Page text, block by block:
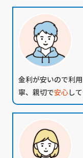
金利が安いので利
寧、親切で安心し